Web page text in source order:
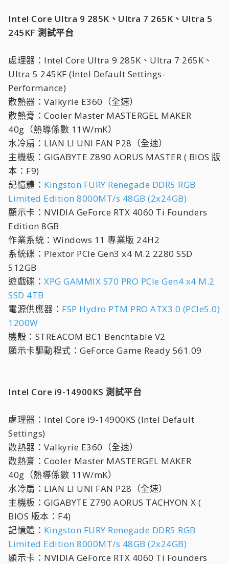
Intel Core Ultra 9 285K、Ultra 7 265K、Ultra 5
245KF 測試平台
處理器：Intel Core Ultra 9 285K、Ultra 7 265K、
Ultra 5 245KF (Intel Default Settings-
Performance)
散熱器：Valkyrie E360（全速）
散熱膏：Cooler Master MASTERGEL MAKER
40g（熱導係數 11W/mK）
水冷扇：LIAN LI UNI FAN P28（全速）
主機板：GIGABYTE Z890 AORUS MASTER ( BIOS 版
本：F9)
記憶體： Kingston FURY Renegade DDR5 RGB
Limited Edition 8000MT/s 48GB (2x24GB)
顯示卡：NVIDIA GeForce RTX 4060 Ti Founders
Edition 8GB
作業系統：Windows 11 專業版 24H2
系統碟：Plextor PCIe Gen3 x4 M.2 2280 SSD
512GB
遊戲碟： XPG GAMMIX S70 PRO PCIe Gen4 x4 M.2
SSD 4TB
電源供應器： FSP Hydro PTM PRO ATX3.0 (PCIe5.0)
1200W
機殼：STREACOM BC1 Benchtable V2
顯示卡驅動程式：GeForce Game Ready 561.09
Intel Core i9-14900KS 測試平台
處理器：Intel Core i9-14900KS (Intel Default
Settings)
散熱器：Valkyrie E360（全速）
散熱膏：Cooler Master MASTERGEL MAKER
40g（熱導係數 11W/mK）
水冷扇：LIAN LI UNI FAN P28（全速）
主機板：GIGABYTE Z790 AORUS TACHYON X (
BIOS 版本：F4)
記憶體： Kingston FURY Renegade DDR5 RGB
Limited Edition 8000MT/s 48GB (2x24GB)
顯示卡：NVIDIA GeForce RTX 4060 Ti Founders